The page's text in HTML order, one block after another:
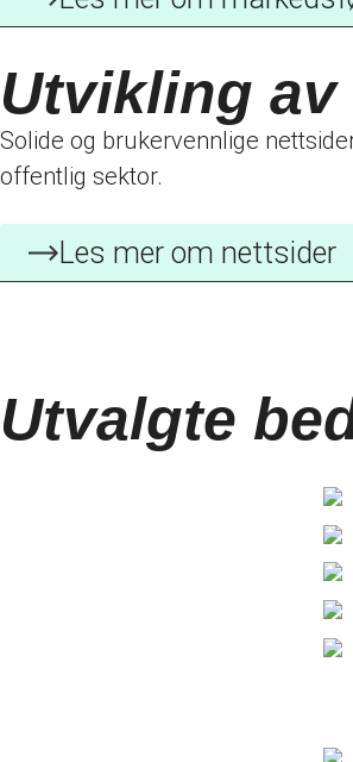
Utvikling
Solide og brukervennlige
offentlig sektor.
Les mer om nettsider
Utvalgte